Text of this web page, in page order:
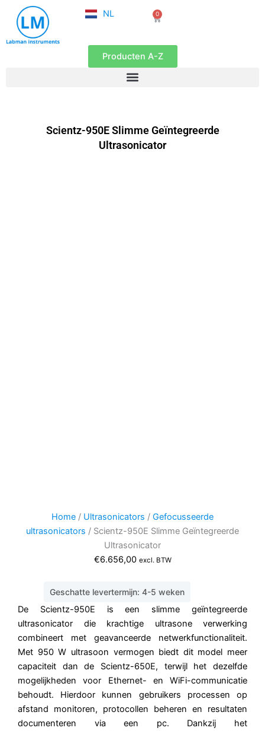
naar
NL
EN
0
Winkelwagen
Producten A-Z
Scientz-950E Slimme Geïntegreerde
Ultrasonicator
Home / Ultrasonicators / Gefocusseerde
ultrasonicators / Scientz-950E Slimme Geïntegreerde
Ultrasonicator
€6.656,00 excl. BTW
Geschatte levertermijn: 4-5 weken
De Scientz-950E is een slimme geïntegreerde
ultrasonicator die krachtige ultrasone verwerking
combineert met geavanceerde netwerkfunctionaliteit.
Met 950 W ultrasoon vermogen biedt dit model meer
capaciteit dan de Scientz-650E, terwijl het dezelfde
mogelijkheden voor Ethernet- en WiFi-communicatie
behoudt. Hierdoor kunnen gebruikers processen op
afstand monitoren, protocollen beheren en resultaten
documenteren via een pc. Dankzij het